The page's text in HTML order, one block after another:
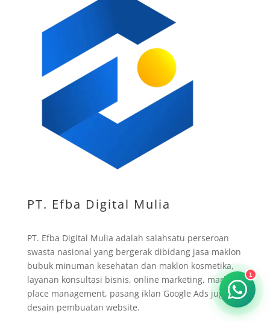
PT. Efba Digital Mulia
PT. Efba Digital Mulia adalah salahsatu perseroan
swasta nasional yang bergerak dibidang jasa maklon
bubuk minuman kesehatan dan maklon kosmetika,
layanan konsultasi bisnis, online marketing, market
place management, pasang iklan Google Ads juga
desain pembuatan website.
1